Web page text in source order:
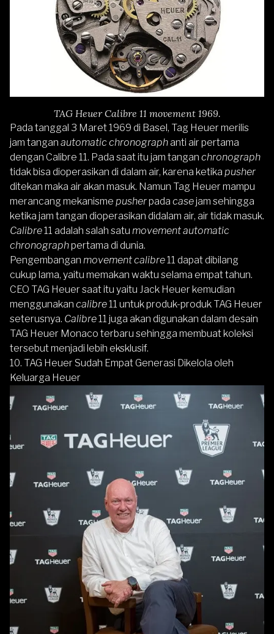
TAG Heuer Calibre 11 movement 1969.
Pada tanggal 3 Maret 1969 di Basel, Tag Heuer merilis
jam tangan automatic chronographanti air pertama
dengan Calibre 11. Pada saat itu jam tangan chronograph
tidak bisa dioperasikan di dalam air, karena ketika pusher
ditekan maka air akan masuk. Namun Tag Heuer mampu
merancang mekanisme pusherpada casejam sehingga
ketika jam tangan dioperasikan didalam air, air tidak masuk.
Calibre11 adalah salah satu movement automatic
chronographpertama di dunia.
Pengembangan movement calibre11 dapat dibilang
cukup lama, yaitu memakan waktu selama empat tahun.
CEO TAG Heuer saat itu yaitu Jack Heuer kemudian
menggunakan calibre11 untuk produk-produk TAG Heuer
seterusnya. Calibre11 juga akan digunakan dalam desain
TAG Heuer Monaco terbaru sehingga membuat koleksi
tersebut menjadi lebih eksklusif.
10. TAG Heuer Sudah Empat Generasi Dikelola oleh
Keluarga Heuer